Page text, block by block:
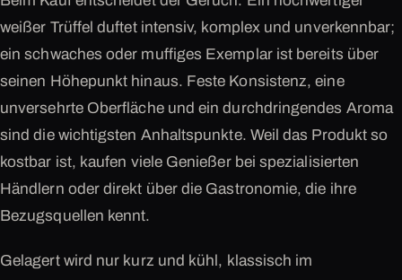
weißer Trüffel duftet intensiv, komplex und unverkennbar;
ein schwaches oder muffiges Exemplar ist bereits über
seinen Höhepunkt hinaus. Feste Konsistenz, eine
unversehrte Oberfläche und ein durchdringendes Aroma
sind die wichtigsten Anhaltspunkte. Weil das Produkt so
kostbar ist, kaufen viele Genießer bei spezialisierten
Händlern oder direkt über die Gastronomie, die ihre
Bezugsquellen kennt.
Gelagert wird nur kurz und kühl, klassisch im